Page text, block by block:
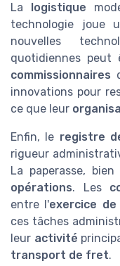
La logistique
technologie joue
nouvelles
quotidiennes peut
commissionnaires
innovations pour
ce que leur
Enfin, le registre
rigueur
La paperasse,
opérations. Les
entre l'exercice
ces tâches
leur activité
transport de fret.